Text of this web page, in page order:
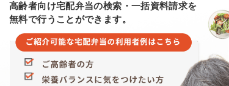
高齢者向け宅配弁当の検索・一括資料請求を
無料で行うことができます。